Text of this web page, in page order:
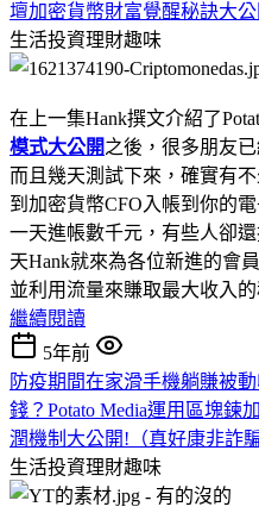
壇加密貨幣財富覺醒秘訣大公
生活投資理財趣味
在上一集Hank撰文介紹了
模式大公開之後，很多朋友
而且幾天測試下來，確實有
到加密貨幣CFO入帳到你的
一天進帳數千元，有些人卻
天Hank就來為各位新進的會
並利用流量來賺取最大收入的
繼續閱讀
5年前
防疫期間在家滑手機躺賺被
錢？Potato Media運用區塊鍊
潤機制大公開!（真好康非詐騙
生活投資理財趣味